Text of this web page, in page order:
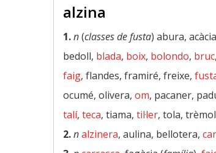
alzina
1.n(classes de fusta) abura,
bedoll, blada, boix, bolondo, bruc
faig, flandes, framiré, freixe,
ocumé, olivera, om, pacaner,
talí, teca, tiama, til·ler, tola,
2.nalzinera, aulina, bellotera,